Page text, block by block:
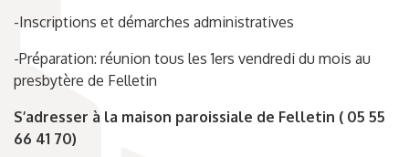
-Inscriptions et démarches administratives
-Préparation: réunion tous les 1ers vendredi du mois au
presbytère de Felletin
S’adresser à la maison paroissiale de Felletin ( 05 55
66 41 70)